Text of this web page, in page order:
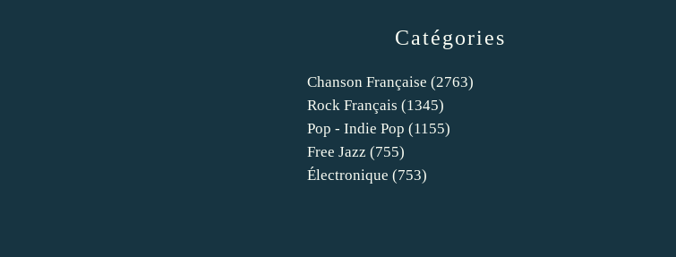
Catégories
Chanson Française (2763)
Rock Français (1345)
Pop - Indie Pop (1155)
Free Jazz (755)
Électronique (753)